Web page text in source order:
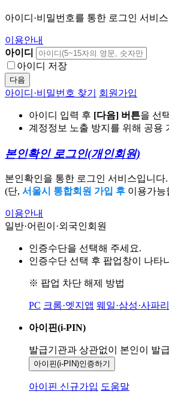
아이디·비밀번호를 통한 로그인 서비
이용안내
아이디
아이디 저장
다음
아이디·비밀번호 찾기 회원가입
아이디 입력 후 [다음] 버튼을 선
계정정보 노출 방지를 위해 공용
본인확인 로그인(개인회원)
본인확인을 통한 로그인 서비스입니다.
(단, 서울시 통합회원 가입 후 이용가능
이용안내
일반·어린이·외국인회원
인증수단을 선택해 주세요.
인증수단 선택 후 팝업창이 나타
※ 팝업 차단 해제 방법
PC 크롬·엣지앱 웨일·삼성·사파
아이핀(i-PIN)
발급기관과 상관없이 본인이 발
아이핀(i-PIN)인증하기
아이핀 신규가입 도움말